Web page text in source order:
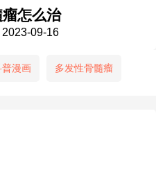
怎么治
2023-09-16
普漫画 多发性骨髓瘤